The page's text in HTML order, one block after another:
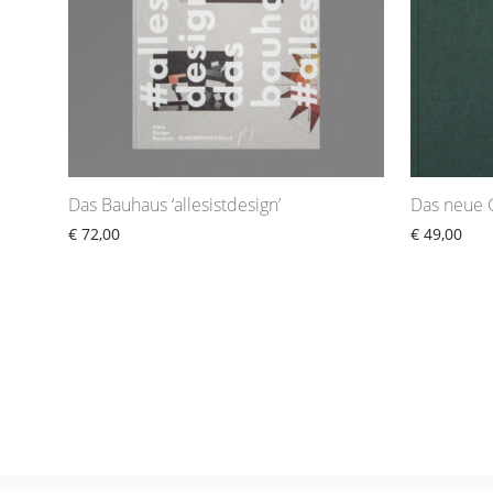
Das Bauhaus ‘allesistdesign’
€ 72,00
Das neue
€ 49,00